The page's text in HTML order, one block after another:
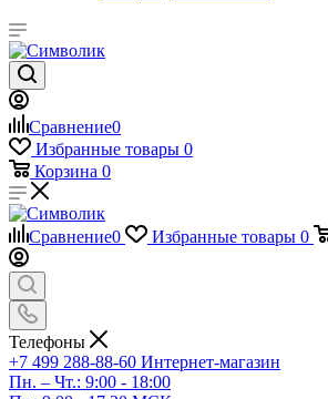
Сравнение0
Избранные товары 0
Корзина 0
Сравнение0 Избранные товары 0
Телефоны
+7 499 288-88-60 Интернет-магазин
Пн. – Чт.: 9:00 - 18:00